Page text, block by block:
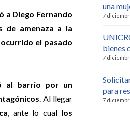
a Diego Fernando
de amenaza a la
el pasado
al barrio por un
. Al llegar
, ante lo cual los
una
7
bienes
7
para
7